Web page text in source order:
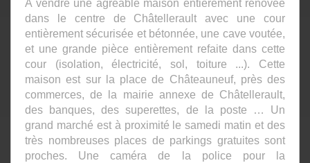
A vendre une agréable maison entièrement rénovée
dans le centre de Châtellerault avec une cour
entièrement sécurisée et bétonnée, une cave voutée,
et une grande pièce entièrement refaite dans cette
cour (isolation, électricité, sol, toiture ...). Cette
maison est sur la place de Châteauneuf, près des
commerces, de la mairie annexe de Châtellerault,
des banques, des superettes, de la poste … Un
grand marché est à proximité le samedi matin et des
très nombreuses places de parkings gratuites sont
proches. Une caméra de la police pour la